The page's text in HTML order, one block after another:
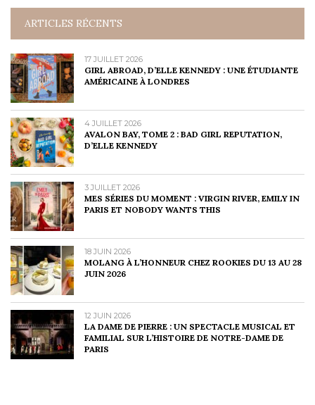
ARTICLES RÉCENTS
17 JUILLET 2026
GIRL ABROAD, D’ELLE KENNEDY : UNE ÉTUDIANTE
AMÉRICAINE À LONDRES
4 JUILLET 2026
AVALON BAY, TOME 2 : BAD GIRL REPUTATION,
D’ELLE KENNEDY
3 JUILLET 2026
MES SÉRIES DU MOMENT : VIRGIN RIVER, EMILY IN
PARIS ET NOBODY WANTS THIS
18 JUIN 2026
MOLANG À L’HONNEUR CHEZ ROOKIES DU 13 AU 28
JUIN 2026
12 JUIN 2026
LA DAME DE PIERRE : UN SPECTACLE MUSICAL ET
FAMILIAL SUR L’HISTOIRE DE NOTRE-DAME DE
PARIS